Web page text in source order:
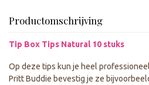
Productomschrijving
Tip Box Tips Natural 10 stuks
Op deze tips kun je heel
Pritt Buddie bevestig je ze